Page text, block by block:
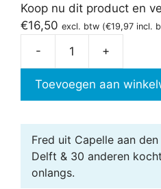
Koop nu dit product en
€16,50 excl. btw (€19,97 incl.
-
2026
+
Toevoegen aan
Fred uit Capelle aan
Delft & 30 anderen
onlangs.